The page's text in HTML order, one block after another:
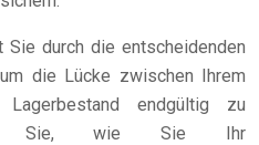
durch die entscheidenden
die Lücke zwischen Ihrem
endgültig zu
Sie, wie Sie Ihr